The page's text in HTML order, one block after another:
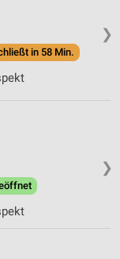
❯
in 58 Min.
❯